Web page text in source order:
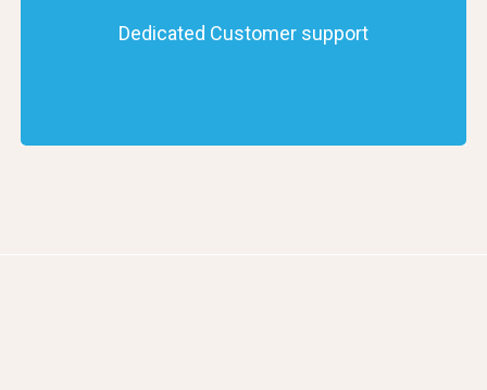
Dedicated Customer support